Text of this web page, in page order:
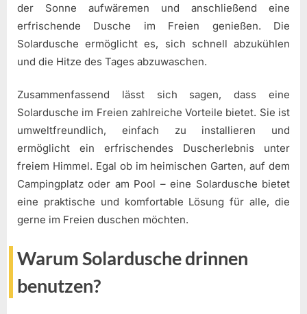
der Sonne aufwäremen und anschließend eine
erfrischende Dusche im Freien genießen. Die
Solardusche ermöglicht es, sich schnell abzukühlen
und die Hitze des Tages abzuwaschen.
Zusammenfassend lässt sich sagen, dass eine
Solardusche im Freien zahlreiche Vorteile bietet. Sie ist
umweltfreundlich, einfach zu installieren und
ermöglicht ein erfrischendes Duscherlebnis unter
freiem Himmel. Egal ob im heimischen Garten, auf dem
Campingplatz oder am Pool – eine Solardusche bietet
eine praktische und komfortable Lösung für alle, die
gerne im Freien duschen möchten.
Warum Solardusche drinnen
benutzen?